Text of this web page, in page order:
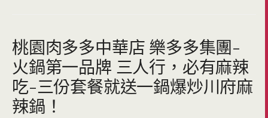
桃園肉多多中華店 樂多多集團-
火鍋第一品牌 三人行，必有麻辣
吃-三份套餐就送一鍋爆炒川府麻
辣鍋！